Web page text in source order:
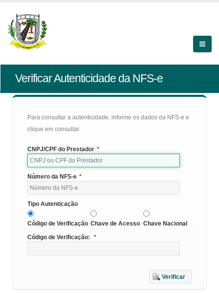
Verificar Autenticidade da NFS-e
Para consultar a autenticidade, informe os dados da NFS-e e
clique em consultar.
CNPJ/CPF do Prestador *
Número da NFS-e *
Tipo Autenticação
Código de Verificação Chave de Acesso Chave Nacional
Código de Verificação:
*
Verificar